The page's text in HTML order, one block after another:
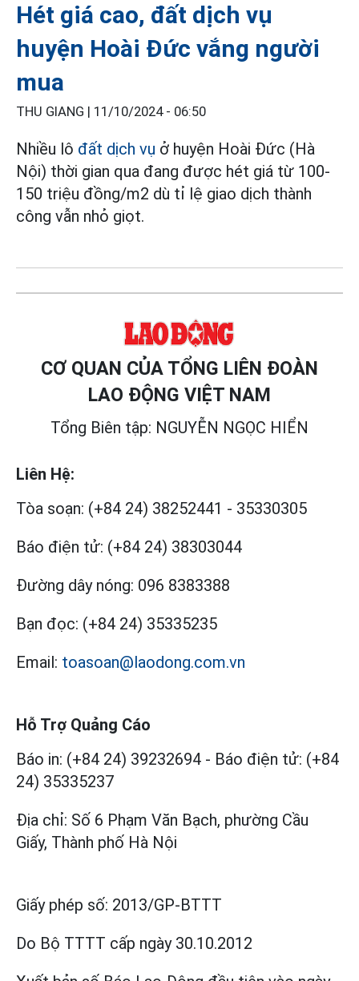
Hét giá cao, đất dịch vụ
huyện Hoài Đức vắng người
mua
THU GIANG | 11/10/2024 - 06:50
Nhiều lô đất dịch vụ ở huyện Hoài Đức (Hà
Nội) thời gian qua đang được hét giá từ 100-
150 triệu đồng/m2 dù tỉ lệ giao dịch thành
công vẫn nhỏ giọt.
CƠ QUAN CỦA TỔNG LIÊN ĐOÀN
LAO ĐỘNG VIỆT NAM
Tổng Biên tập: NGUYỄN NGỌC HIỂN
Liên Hệ:
Tòa soạn: (+84 24) 38252441 - 35330305
Báo điện tử: (+84 24) 38303044
Đường dây nóng: 096 8383388
Bạn đọc: (+84 24) 35335235
Email: toasoan@laodong.com.vn
Hỗ Trợ Quảng Cáo
Báo in: (+84 24) 39232694 - Báo điện tử: (+84
24) 35335237
Địa chỉ: Số 6 Phạm Văn Bạch, phường Cầu
Giấy, Thành phố Hà Nội
Giấy phép số: 2013/GP-BTTT
Do Bộ TTTT cấp ngày 30.10.2012